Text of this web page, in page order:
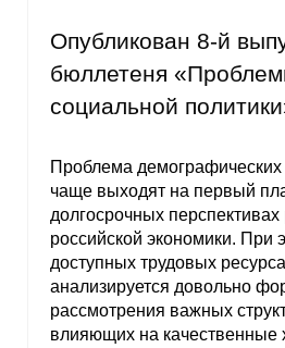
Аспирантура
Об аспирантуре
Поступление
Обучение
Нормативные
Опубликован 8-й
бюллетеня
социальной
Проблема демографических
чаще выходят на первый
долгосрочных перспективах
российской экономики. При
доступных трудовых
анализируется довольно
рассмотрения важных
влияющих на качественные